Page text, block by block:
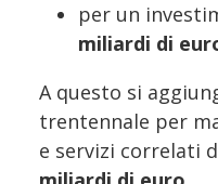
per un
miliardi di
A questo si
trentennale per
e servizi correlati